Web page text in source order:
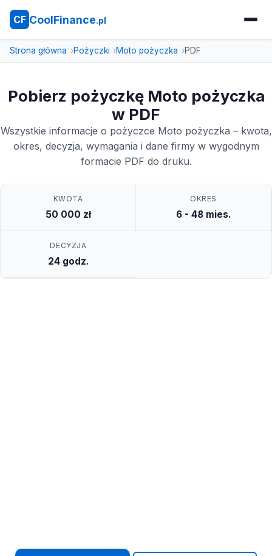
CF CoolFinance.pl
Strona główna Pożyczki Moto pożyczka PDF
Pobierz pożyczkę Moto pożyczka
w PDF
Wszystkie informacje o pożyczce Moto pożyczka – kwota,
okres, decyzja, wymagania i dane firmy w wygodnym
formacie PDF do druku.
KWOTA
50 000 zł
OKRES
6 - 48 mies.
DECYZJA
24 godz.